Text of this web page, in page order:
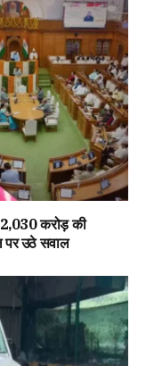
करोड़ की
पर उठे सवाल